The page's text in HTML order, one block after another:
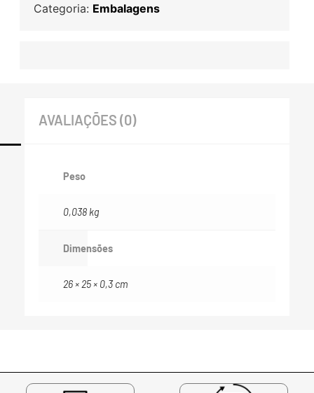
Categoria: Embalagens
AVALIAÇÕES (0)
Peso
0,038 kg
Dimensões
26 × 25 × 0,3 cm